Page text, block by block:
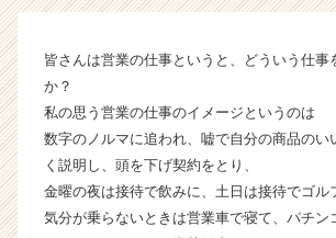
ー・
企
業
か
ら
ス
皆さんは営業の仕事というと、どういう仕事
か？
私の思う営業の仕事のイメージというのは
数字のノルマに追われ、嘘で自分の商品のい
く説明し、頭を下げ契約をとり、
金曜の夜は接待で飲みに、土日は接待でゴル
気分が乗らないときは営業車で寝て、パチン